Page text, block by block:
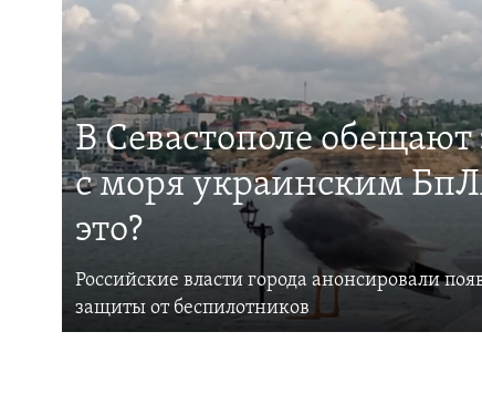
В Севастополе обещают
с моря украинским
это?
Российские власти города анонсировали
защиты от беспилотников